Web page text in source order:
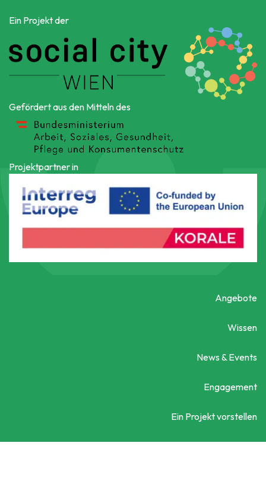
Ein Projekt der
Gefördert aus den Mitteln des
Projektpartner in
Angebote
Wissen
News & Events
Engagement
Ein Projekt vorstellen
Kontaktieren Sie uns